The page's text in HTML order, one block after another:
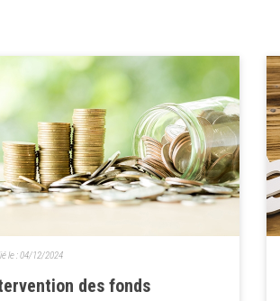
des fonds
le :04/12/2024